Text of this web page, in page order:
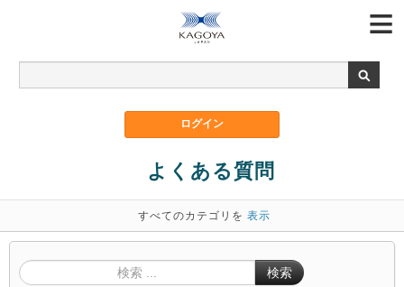
よくある質問
すべてのカテゴリを 表示
検索